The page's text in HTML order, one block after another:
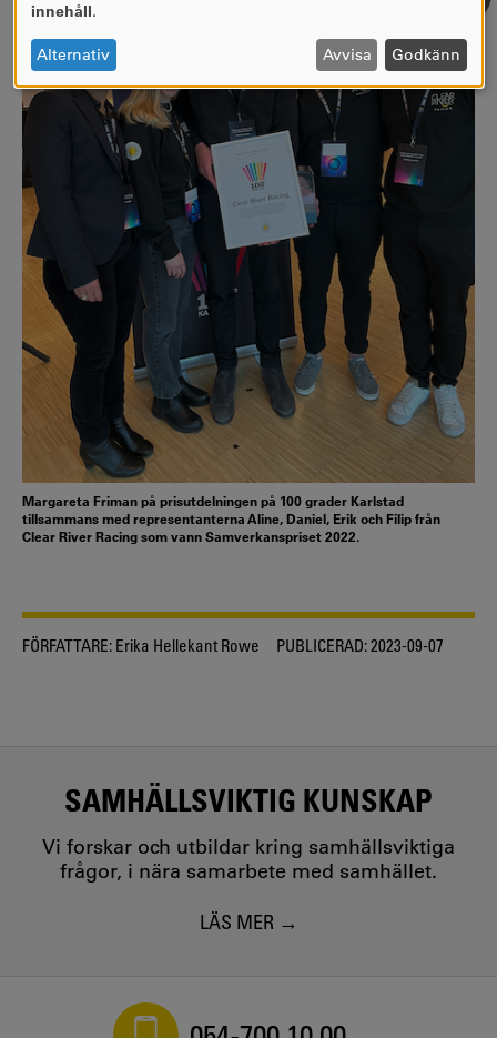
Margareta Friman på prisutdelningen på 100 grader Karlstad
tillsammans med representanterna Aline, Daniel, Erik och Filip från
Clear River Racing som vann Samverkanspriset 2022.
FÖRFATTARE: Erika Hellekant Rowe PUBLICERAD:2023-09-07
SAMHÄLLSVIKTIG KUNSKAP
Vi forskar och utbildar kring samhällsviktiga
frågor, i nära samarbete med samhället.
LÄS MER
OCH
COOKIES
innehåll.
Alternativ Avvisa Godkänn